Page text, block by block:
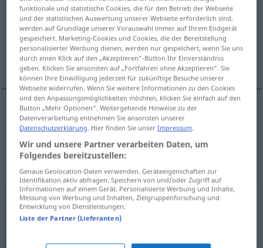
Übersicht aller Übersetzungen
(Für mehr Details die Übersetzung anklicken/antippen)
sígaretta, vindlingur
sígarettaf Zigarette
vindlingurm Zigarette
funktionale und statistische Cookies, die für den Betrieb der Webseite
und der statistischen Auswertung unserer Webseite erforderlich sind,
werden auf Grundlage unserer Vorauswahl immer auf Ihrem Endgerät
gespeichert. Marketing-Cookies und Cookies, die der Bereitstellung
personalisierter Werbung dienen, werden nur gespeichert, wenn Sie uns
durch einen Klick auf den „Akzeptieren“-Button Ihr Einverständnis
geben. Klicken Sie ansonsten auf „Fortfahren ohne Akzeptieren“. Sie
können Ihre Einwilligung jederzeit für zukünftige Besuche unserer
Webseite widerrufen. Wenn Sie weitere Informationen zu den Cookies
und den Anpassungsmöglichkeiten möchten, klicken Sie einfach auf den
Button „Mehr Optionen“. Weitergehende Hinweise zu der
Datenverarbeitung entnehmen Sie ansonsten unserer
Datenschutzerklärung. Hier finden Sie unserImpressum.
Wir und unsere Partner verarbeiten Daten, um
Folgendes bereitzustellen:
Genaue Geolocation-Daten verwenden. Geräteeigenschaften zur
Identifikation aktiv abfragen. Speichern von und/oder Zugriff auf
Informationen auf einem Gerät. Personalisierte Werbung und Inhalte,
Messung von Werbung und Inhalten, Zielgruppenforschung und
Entwicklung von Dienstleistungen.
Liste der Partner (Lieferanten)